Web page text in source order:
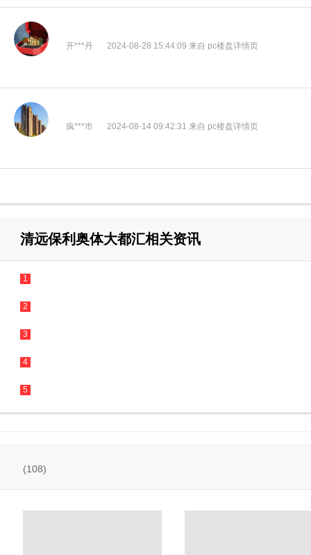
开***丹 2024-08-28 15:44:09 来自 pc楼盘详情页
疯***市 2024-08-14 09:42:31 来自 pc楼盘详情页
清远保利奥体大都汇相关资讯
1
2
3
4
5
3
(108)